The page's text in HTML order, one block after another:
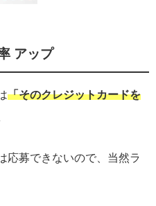
アップ
「そのクレジットカードを
応募できないので、当然ラ